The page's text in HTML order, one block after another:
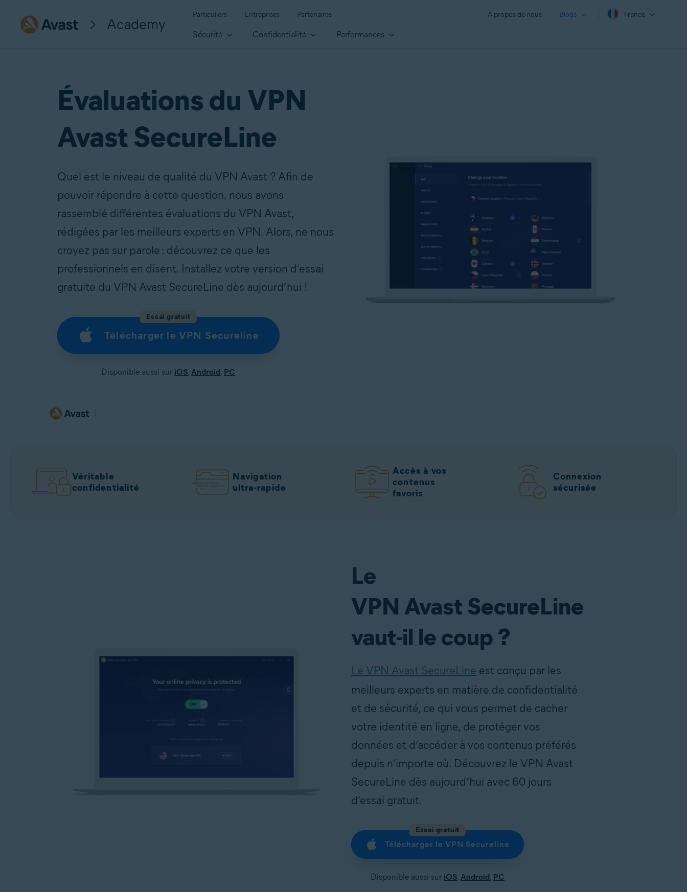
Academy
Particuliers Entreprises Partenaires À propos de nous Blogs France
Sécurité Confidentialité Performances
Évaluations du VPN
Avast SecureLine
Quel est le niveau de qualité du VPN Avast ? Afin de
pouvoir répondre à cette question, nous avons
rassemblé différentes évaluations du VPN Avast,
rédigées par les meilleurs experts en VPN. Alors, ne nous
croyez pas sur parole : découvrez ce que les
professionnels en disent. Installez votre version d’essai
gratuite du VPN Avast SecureLine dès aujourd’hui !
Essai gratuit
Télécharger le VPN Secureline
Disponible aussi sur iOS,Android, PC
Véritable
confidentialité
Navigation
ultra-rapide
Accès à vos
contenus
favoris
Connexion
sécurisée
Le
VPN Avast SecureLine
vaut-il le coup ?
Le VPN Avast SecureLine est conçu par les
meilleurs experts en matière de confidentialité
et de sécurité, ce qui vous permet de cacher
votre identité en ligne, de protéger vos
données et d’accéder à vos contenus préférés
depuis n’importe où. Découvrez le VPN Avast
SecureLine dès aujourd’hui avec 60 jours
d’essai gratuit.
Essai gratuit
Télécharger le VPN Secureline
Disponible aussi sur iOS, Android, PC